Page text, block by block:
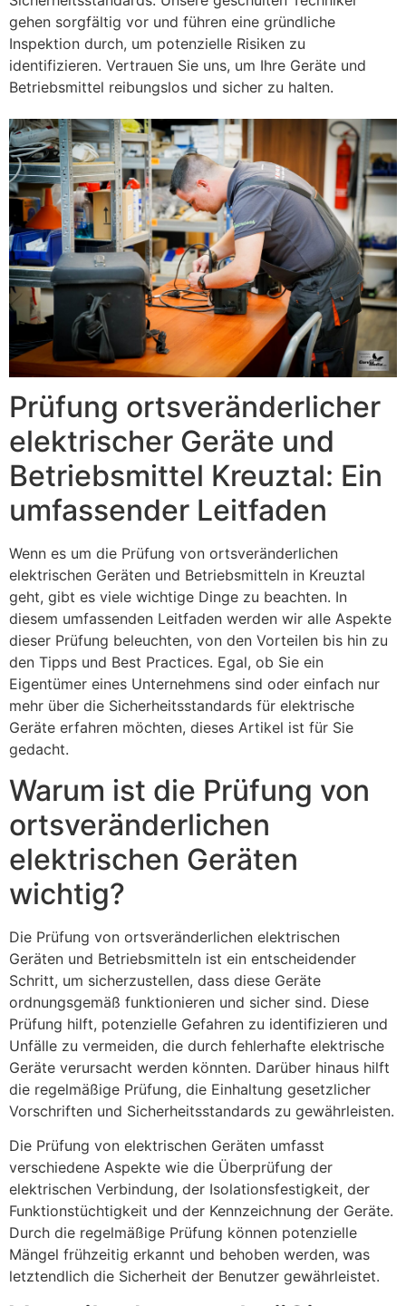
gehen sorgfältig vor und führen eine gründliche
Inspektion durch, um potenzielle Risiken zu
identifizieren. Vertrauen Sie uns, um Ihre Geräte und
Betriebsmittel reibungslos und sicher zu halten.
Prüfung ortsveränderlicher
elektrischer Geräte und
Betriebsmittel Kreuztal: Ein
umfassender Leitfaden
Wenn es um die Prüfung von ortsveränderlichen
elektrischen Geräten und Betriebsmitteln in Kreuztal
geht, gibt es viele wichtige Dinge zu beachten. In
diesem umfassenden Leitfaden werden wir alle Aspekte
dieser Prüfung beleuchten, von den Vorteilen bis hin zu
den Tipps und Best Practices. Egal, ob Sie ein
Eigentümer eines Unternehmens sind oder einfach nur
mehr über die Sicherheitsstandards für elektrische
Geräte erfahren möchten, dieses Artikel ist für Sie
gedacht.
Warum ist die Prüfung von
ortsveränderlichen
elektrischen Geräten
wichtig?
Die Prüfung von ortsveränderlichen elektrischen
Geräten und Betriebsmitteln ist ein entscheidender
Schritt, um sicherzustellen, dass diese Geräte
ordnungsgemäß funktionieren und sicher sind. Diese
Prüfung hilft, potenzielle Gefahren zu identifizieren und
Unfälle zu vermeiden, die durch fehlerhafte elektrische
Geräte verursacht werden könnten. Darüber hinaus hilft
die regelmäßige Prüfung, die Einhaltung gesetzlicher
Vorschriften und Sicherheitsstandards zu gewährleisten.
Die Prüfung von elektrischen Geräten umfasst
verschiedene Aspekte wie die Überprüfung der
elektrischen Verbindung, der Isolationsfestigkeit, der
Funktionstüchtigkeit und der Kennzeichnung der Geräte.
Durch die regelmäßige Prüfung können potenzielle
Mängel frühzeitig erkannt und behoben werden, was
letztendlich die Sicherheit der Benutzer gewährleistet.